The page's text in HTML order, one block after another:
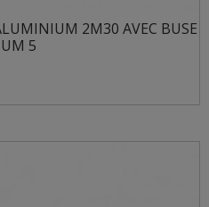
2M30 AVEC BUSE
5